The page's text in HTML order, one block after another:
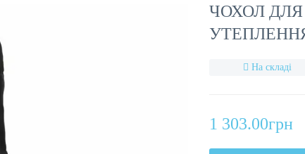
ЧОХОЛ ДЛЯ
На складі
1 303.00грн